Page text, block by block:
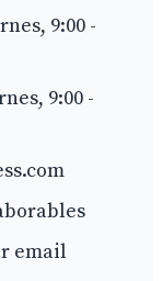
9:00 -
9:00 -
email